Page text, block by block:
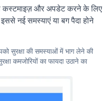
और अपडेट करने के लिए
नई समस्याएं या बग पैदा होने
सुरक्षा की समस्याओं में भाग लेने की
कमजोरियों का फायदा उठाने का